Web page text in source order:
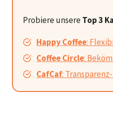
Probiere unsereTop 3
Happy Coffee:
Coffee Circle:
CafCaf: